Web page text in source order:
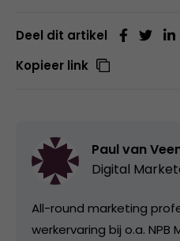
Deel dit artikel
Kopieer link
Paul van
Digital
All-round marketing
werkervaring bij o.a. NPB